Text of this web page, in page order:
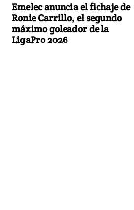
Emelec anuncia el fichaje de
Ronie Carrillo, el segundo
máximo goleador de la
LigaPro 2026